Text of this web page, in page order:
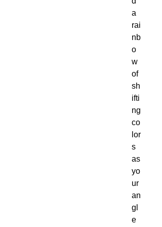
a
rai
nb
o
w
of
sh
ifti
ng
co
lor
s
as
yo
ur
an
gl
e